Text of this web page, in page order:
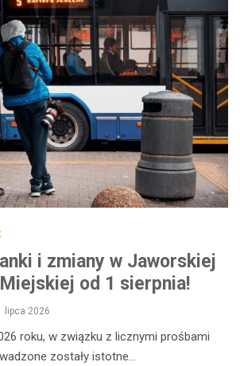
i zmiany w Jaworskiej
od 1 sierpnia!
lipca 2026
roku, w związku z licznymi prośbami
zostały istotne…